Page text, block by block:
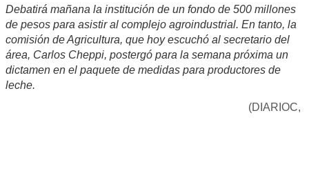
Debatirá mañana la institución de un fondo de 500 millones
de pesos para asistir al complejo agroindustrial. En tanto, la
comisión de Agricultura, que hoy escuchó al secretario del
área, Carlos Cheppi, postergó para la semana próxima un
dictamen en el paquete de medidas para productores de
leche.
(DIARIOC,